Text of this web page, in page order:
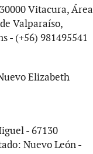
Vitacura, Área
Valparaíso,
- (+56) 981495541
Elizabeth
- 67130
Nuevo León -